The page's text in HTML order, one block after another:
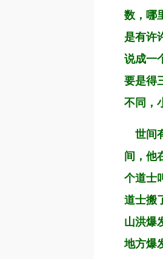
数，哪
是有许
说成一
要是得
不同，
世间
间，他
个道士
道士搬
山洪爆
地方爆